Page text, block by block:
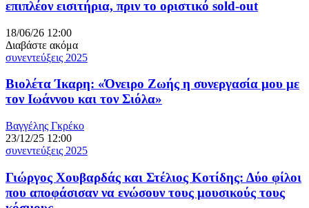
επιπλέον εισιτήρια, πριν το οριστικό sold-out
18/06/26 12:00
Διαβάστε ακόμα
συνεντεύξεις 2025
Βιολέτα Ίκαρη: «Όνειρο Ζωής η συνεργασία μου με
τον Ιωάννου και τον Σιόλα»
Βαγγέλης Γκρέκο
23/12/25 12:00
συνεντεύξεις 2025
Γιώργος Χουβαρδάς και Στέλιος Κοτίδης: Δύο φίλοι
που αποφάσισαν να ενώσουν τους μουσικούς τους